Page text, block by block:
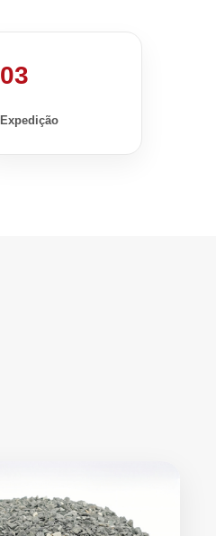
03
Expedição